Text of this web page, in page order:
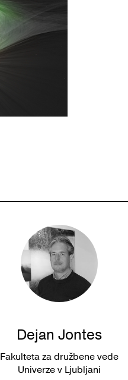
Dejan Jontes
Fakulteta za družbene vede
Univerze v Ljubljani